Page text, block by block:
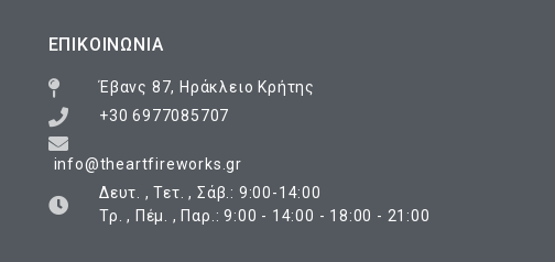
ΕΠΙΚΟΙΝΩΝΊΑ
Έβανς 87, Ηράκλειο Κρήτης
+30 6977085707
info@theartfireworks.gr
Δευτ. , Τετ. , Σάβ.: 9:00-14:00
Τρ. , Πέμ. , Παρ.: 9:00 - 14:00 - 18:00 - 21:00